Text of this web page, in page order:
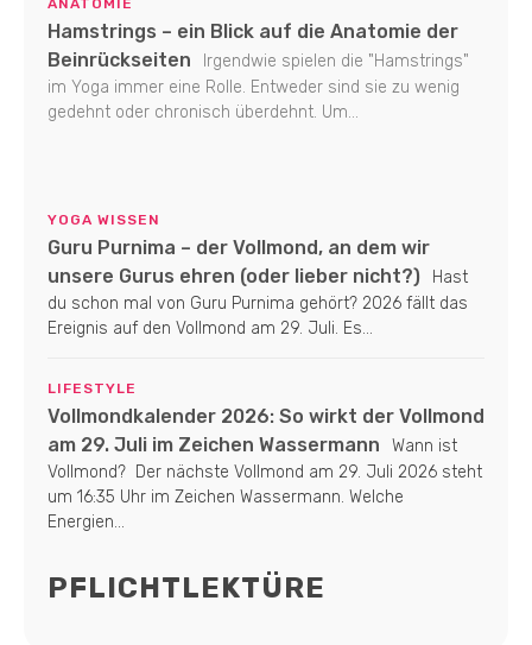
ANATOMIE
Hamstrings – ein Blick auf die Anatomie der
Beinrückseiten
Irgendwie spielen die "Hamstrings"
im Yoga immer eine Rolle. Entweder sind sie zu wenig
gedehnt oder chronisch überdehnt. Um...
YOGA WISSEN
Guru Purnima – der Vollmond, an dem wir
unsere Gurus ehren (oder lieber nicht?)
Hast
du schon mal von Guru Purnima gehört? 2026 fällt das
Ereignis auf den Vollmond am 29. Juli. Es...
LIFESTYLE
Vollmondkalender 2026: So wirkt der Vollmond
am 29. Juli im Zeichen Wassermann
Wann ist
Vollmond? Der nächste Vollmond am 29. Juli 2026 steht
um 16:35 Uhr im Zeichen Wassermann. Welche
Energien...
PFLICHTLEKTÜRE